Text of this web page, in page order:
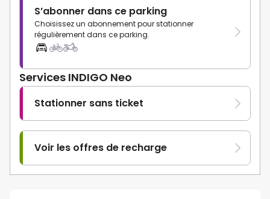
S’abonner dans ce parking
Choisissez un abonnement pour stationner
régulièrement dans ce parking.
Services INDIGO Neo
Stationner sans ticket
Voir les offres de recharge